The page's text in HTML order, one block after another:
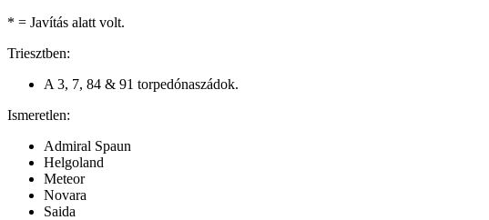
* = Javítás alatt volt.
Triesztben:
A 3, 7, 84 & 91 torpedónaszádok.
Ismeretlen:
Admiral Spaun
Helgoland
Meteor
Novara
Saida